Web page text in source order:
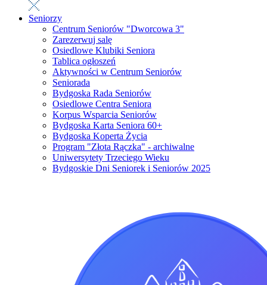
Seniorzy
Centrum Seniorów "Dworcowa 3"
Zarezerwuj salę
Osiedlowe Klubiki Seniora
Tablica ogłoszeń
Aktywności w Centrum Seniorów
Seniorada
Bydgoska Rada Seniorów
Osiedlowe Centra Seniora
Korpus Wsparcia Seniorów
Bydgoska Karta Seniora 60+
Bydgoska Koperta Życia
Program "Złota Rączka" - archiwalne
Uniwersytety Trzeciego Wieku
Bydgoskie Dni Seniorek i Seniorów 2025